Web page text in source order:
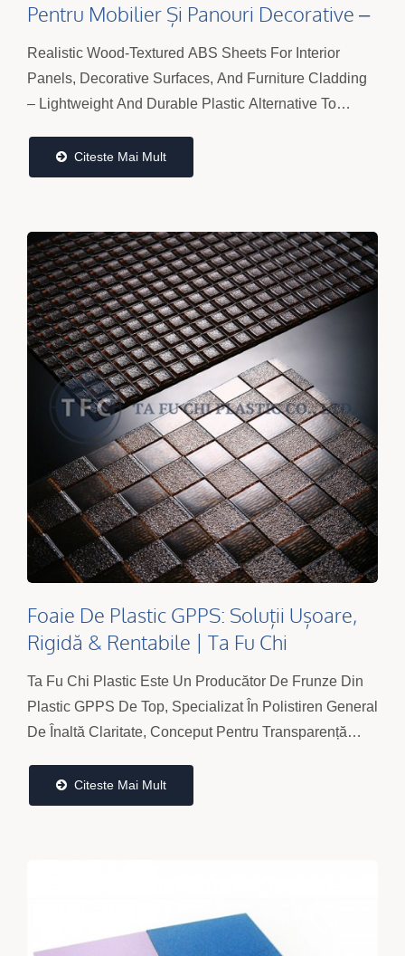
Pentru Mobilier Și Panouri Decorative –
Foi Din ABS Termoformabile
Realistic Wood-Textured ABS Sheets For Interior
Panels, Decorative Surfaces, And Furniture Cladding
– Lightweight And Durable Plastic Alternative To
Citeste Mai Mult
Foaie De Plastic GPPS: Soluții Ușoare,
Rigidă & Rentabile | Ta Fu Chi
Ta Fu Chi Plastic Este Un Producător De Frunze Din
Plastic GPPS De Top, Specializat În Polistiren General
De Înaltă Claritate, Conceput Pentru Transparență
Citeste Mai Mult